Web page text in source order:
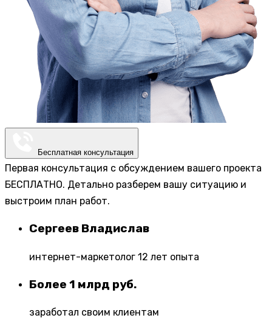
Бесплатная консультация
Первая консультация с обсуждением вашего проекта
БЕСПЛАТНО. Детально разберем вашу ситуацию и
выстроим план работ.
Сергеев Владислав
интернет-маркетолог 12 лет опыта
Более 1 млрд руб.
заработал своим клиентам